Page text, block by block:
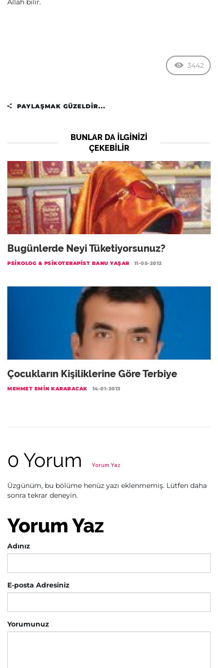
Allah bilir.
3442
PAYLAŞMAK GÜZELDIR...
BUNLAR DA ILGINIZI
ÇEKEBILIR
Bugünlerde Neyi Tüketiyorsunuz?
PSIKOLOG & PSIKOTERAPIST BANU YAŞAR 11-05-2012
Çocukların Kişiliklerine Göre Terbiye
MEHMET EMIN KARABACAK 14-01-2013
0 Yorum Yorum Yaz
Üzgünüm, bu bölüme henüz yazı eklenmemiş. Lütfen daha
sonra tekrar deneyin.
Yorum Yaz
Adınız
E-posta Adresiniz
Yorumunuz